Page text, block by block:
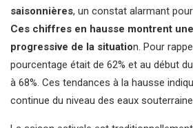
saisonnières, un constat alarmant
Ces chiffres en hausse montrent
progressive de la situation. Pour
pourcentage était de 62% et au début
à 68%. Ces tendances à la hausse
continue du niveau des eaux